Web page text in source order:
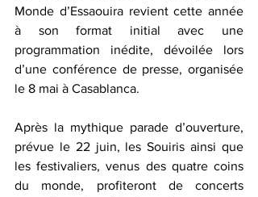
Monde d’Essaouira revient cette année
à son format initial avec une
programmation inédite, dévoilée lors
d’une conférence de presse, organisée
le 8 mai à Casablanca.
Après la mythique parade d’ouverture,
prévue le 22 juin, les Souiris ainsi que
les festivaliers, venus des quatre coins
du monde, profiteront de concerts